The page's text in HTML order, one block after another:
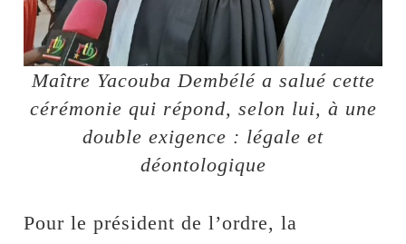
Maître Yacouba Dembélé a salué cette
cérémonie qui répond, selon lui, à une
double exigence : légale et
déontologique
Pour le président de l’ordre, la